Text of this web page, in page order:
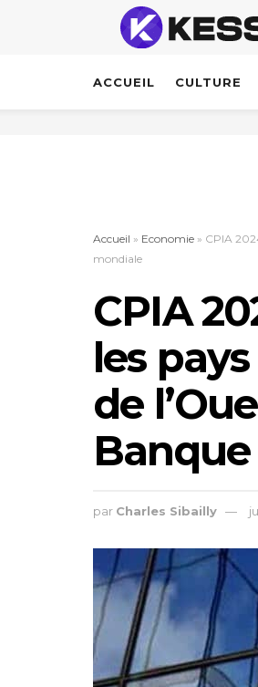
ACCUEIL CULTURE
Accueil » Economie » CPIA
mondiale
CPIA
les
de
par Charles Sibailly